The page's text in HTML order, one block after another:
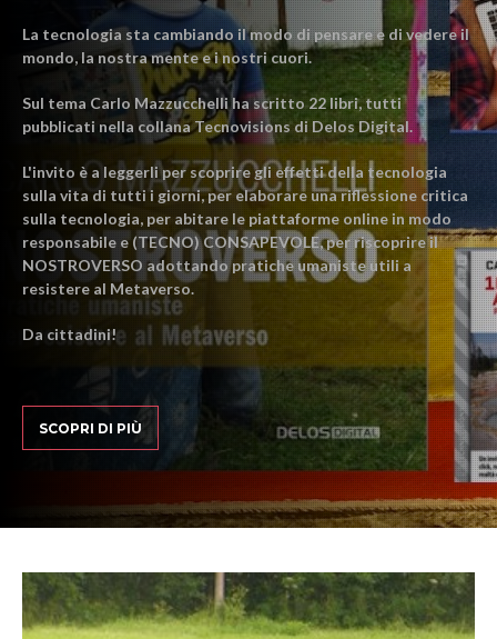
La tecnologia sta cambiando il modo di pensare e di vedere il
mondo, la nostra mente e i nostri cuori.
Sul tema Carlo Mazzucchelli ha scritto 22 libri, tutti
pubblicati nella collana Tecnovisions di Delos Digital.
L'invito è a leggerli per scoprire gli effetti della tecnologia
sulla vita di tutti i giorni, per elaborare una riflessione critica
sulla tecnologia, per abitare le piattaforme online in modo
responsabile e (TECNO) CONSAPEVOLE, per riscoprire il
NOSTROVERSO adottando pratiche umaniste utili a
resistere al Metaverso.
Da cittadini!
SCOPRI DI PIÙ